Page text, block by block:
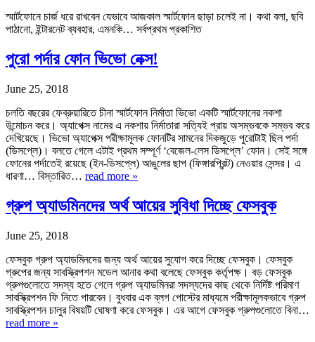
স্মার্টফোনে চার্জ ধরে রাখবেন যেভাবে আজকাল স্মার্টফোন ছাড়া চলেই না। কথা বলা, ছবি
পাঠানো, ইন্টারনেট ব্যবহার, এমনকি… সর্বপ্রথম প্রকাশিত
পুরো পর্দার ফোন ভিভো নেক্স!
June 25, 2018
চলতি বছরের ফেব্রুয়ারিতে চীনা স্মার্টফোন নির্মাতা ভিভো একটি স্মার্টফোনের নকশা
উন্মোচন করে। অ্যাপেক্স নামের এ নকশায় নির্মাতারা সত্যিই প্রায় অসম্ভবকে সম্ভব করে
দেখিয়েছে। ভিভো অ্যাপেক্স পরীক্ষামূলক ফোনটির সামনের দিকজুড়ে পুরোটাই ছিল পর্দা
(ডিসপ্লে)। বলতে গেলে এটাই প্রথম সম্পূর্ণ ‘বেজেল-লেস ডিসপ্লে’ ফোন। সেই সঙ্গে
ফোনের পর্দাতেই রয়েছে (ইন-ডিসপ্লে) আঙুলের ছাপ (ফিঙ্গারপ্রিন্ট) নেওয়ার সেন্সর। এ
ধারণা… বিস্তারিত… read more »
গ্রুপ অ্যাডমিনদের অর্থ আয়ের সুবিধা দিচ্ছে ফেসবুক
June 25, 2018
ফেসবুক গ্রুপ অ্যাডমিনদের জন্য অর্থ আয়ের সুযোগ করে দিচ্ছে ফেসবুক। ফেসবুক
গ্রুপের জন্য সাবস্ক্রিপশন মডেল আনার কথা বলেছে ফেসবুক কর্তৃপক্ষ। বড় ফেসবুক
গ্রুপগুলোতে সদস্য হতে গেলে গ্রুপ অ্যাডমিনরা সদস্যদের কাছ থেকে নির্দিষ্ট পরিমাণ
সাবস্ক্রিপশন ফি নিতে পারবেন। বুধবার এক ব্লগ পোস্টের মাধ্যমে পরীক্ষামূলকভাবে গ্রুপ
সাবস্ক্রিপশন চালুর বিষয়টি ঘোষণা করে ফেসবুক। এর আগে ফেসবুক গ্রুপগুলোতে বিনা…
read more »